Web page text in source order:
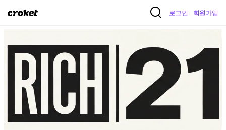
크
로그인 회원가입